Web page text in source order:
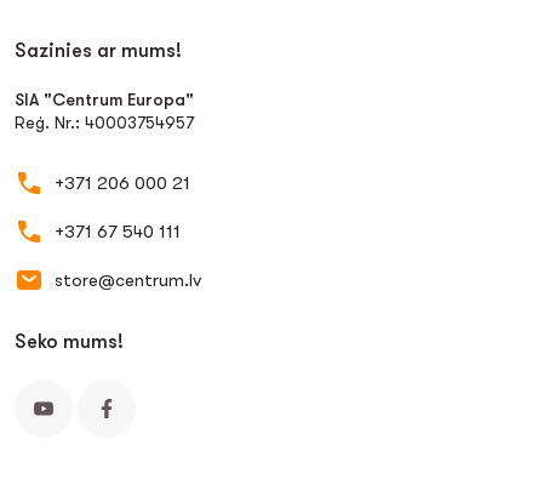
Sazinies ar mums!
SIA "Centrum Europa"
Reģ. Nr.: 40003754957
+371 206 000 21
+371 67 540 111
store@centrum.lv
Seko mums!